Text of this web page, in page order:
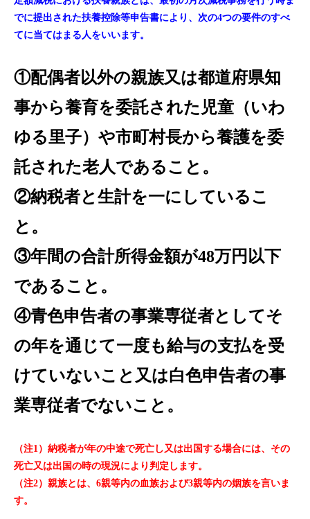
でに提出された扶養控除等申告書により、次の4つの要件のすべ
てに当てはまる人をいいます。
①配偶者以外の親族又は都道府県知
事から養育を委託された児童（いわ
ゆる里子）や市町村長から養護を委
託された老人であること。
②納税者と生計を一にしているこ
と。
③年間の合計所得金額が48万円以下
であること。
④青色申告者の事業専従者としてそ
の年を通じて一度も給与の支払を受
けていないこと又は白色申告者の事
業専従者でないこと。
（注1）納税者が年の中途で死亡し又は出国する場合には、その
死亡又は出国の時の現況により判定します。
（注2）親族とは、6親等内の血族および3親等内の姻族を言いま
す。